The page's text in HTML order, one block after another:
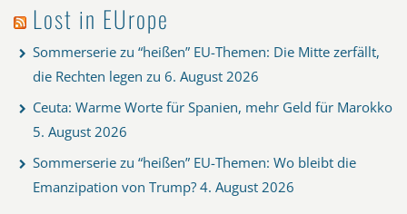
Lost in EUrope
Sommerserie zu “heißen” EU-Themen: Die Mitte zerfällt,
die Rechten legen zu 6. August 2026
Ceuta: Warme Worte für Spanien, mehr Geld für Marokko
5. August 2026
Sommerserie zu “heißen” EU-Themen: Wo bleibt die
Emanzipation von Trump? 4. August 2026